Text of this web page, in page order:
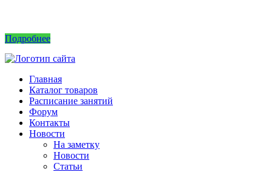
Подробнее
Главная
Каталог товаров
Расписание занятий
Форум
Контакты
Новости
На заметку
Новости
Статьи